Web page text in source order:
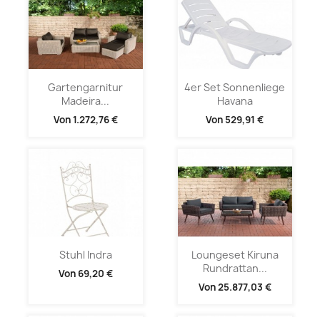
Gartengarnitur
Madeira...
Von1.272,76 €
4er Set Sonnenliege
Havana
Von 529,91 €
Stuhl Indra
Von 69,20 €
Loungeset Kiruna
Rundrattan...
Von25.877,03 €